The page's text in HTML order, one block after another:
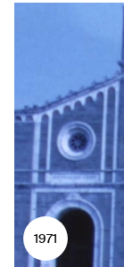
1971